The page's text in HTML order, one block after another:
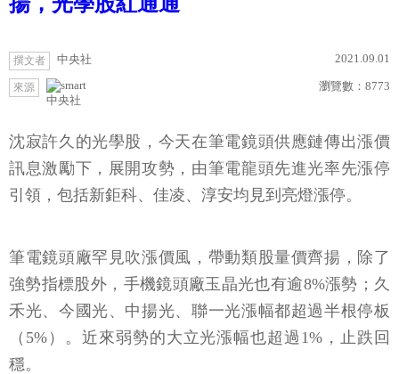
撰文者 中央社 2021.09.01
來源
中央社
瀏覽數： 8773
沈寂許久的光學股，今天在筆電鏡頭供應鏈傳出漲價
訊息激勵下，展開攻勢，由筆電龍頭先進光率先漲停
引領，包括新鉅科、佳凌、淳安均見到亮燈漲停。
筆電鏡頭廠罕見吹漲價風，帶動類股量價齊揚，除了
強勢指標股外，手機鏡頭廠玉晶光也有逾8%漲勢；久
禾光、今國光、中揚光、聯一光漲幅都超過半根停板
（5%）。近來弱勢的大立光漲幅也超過1%，止跌回
穩。